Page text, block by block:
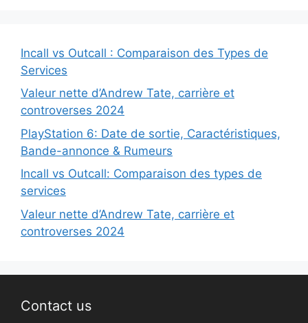
Incall vs Outcall : Comparaison des Types de
Services
Valeur nette d’Andrew Tate, carrière et
controverses 2024
PlayStation 6: Date de sortie, Caractéristiques,
Bande-annonce & Rumeurs
Incall vs Outcall: Comparaison des types de
services
Valeur nette d’Andrew Tate, carrière et
controverses 2024
Contact us